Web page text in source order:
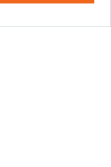
toda la
configurar
de tu